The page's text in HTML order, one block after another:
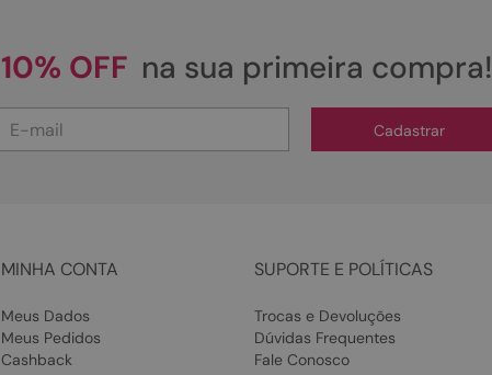
10% OFF na sua primeira compra!
Cadastrar
MINHA CONTA
Meus Dados
Meus Pedidos
Cashback
SUPORTE E POLÍTICAS
Trocas e Devoluções
Dúvidas Frequentes
Fale Conosco